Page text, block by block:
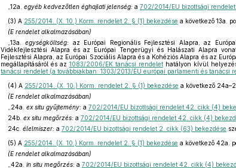
„12a. egyéb kedvezőtlen éghajlati jelenség:a 702/2014/EU bizottsági
(3) A 255/2014. (X. 10.) Korm. rendelet 2. § (1) bekezdése a következő 13a.
(E rendelet alkalmazásában)
„13a.egységköltség: az Európai Regionális Fejlesztési Alapra, az
Vidékfejlesztési Alapra és az Európai Tengerügyi és Halászati Alapra
Fejlesztési Alapra, az Európai Szociális Alapra és a Kohéziós Alapra és az
megállapításáról és az 1083/2006/EK tanácsi rendelethatályon kívül
tanácsi rendelet (a továbbiakban: 1303/2013/EU európai parlamenti és tanácsi
(4) A 255/2014. (X. 10.) Korm. rendelet 2. § (1) bekezdése a következő
(E rendelet alkalmazásában)
„24a. ex situ gyűjtemény:a 702/2014/EU bizottsági rendelet 42. cikk (4)
24b. ex situ megőrzés:a 702/2014/EU bizottsági rendelet 42. cikk (4)
24c. élelmiszer:a 702/2014/EU bizottsági rendelet 2. cikk (63) bekezdése
(5) A 255/2014. (X. 10.) Korm. rendelet 2. § (1) bekezdése a következő 42a.
(E rendelet alkalmazásában)
„42a. in situ megőrzés:a 702/2014/EU bizottsági rendelet 42. cikk (4)